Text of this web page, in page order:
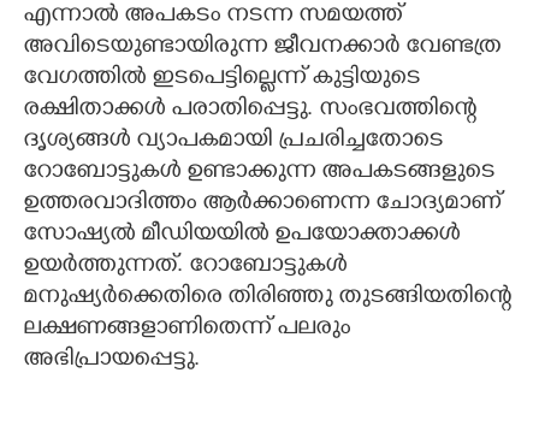
എന്നാൽ അപകടം നടന്ന സമയത്ത്
അവിടെയുണ്ടായിരുന്ന ജീവനക്കാർ വേണ്ടത്ര
വേഗത്തിൽ ഇടപെട്ടില്ലെന്ന് കുട്ടിയുടെ
രക്ഷിതാക്കൾ പരാതിപ്പെട്ടു. സംഭവത്തിന്റെ
ദൃശ്യങ്ങൾ വ്യാപകമായി പ്രചരിച്ചതോടെ
റോബോട്ടുകൾ ഉണ്ടാക്കുന്ന അപകടങ്ങളുടെ
ഉത്തരവാദിത്തം ആർക്കാണെന്ന ചോദ്യമാണ്
സോഷ്യൽ മീഡിയയിൽ ഉപയോക്താക്കൾ
ഉയർത്തുന്നത്. റോബോട്ടുകൾ
മനുഷ്യർക്കെതിരെ തിരിഞ്ഞു തുടങ്ങിയതിന്റെ
ലക്ഷണങ്ങളാണിതെന്ന് പലരും
അഭിപ്രായപ്പെട്ടു.